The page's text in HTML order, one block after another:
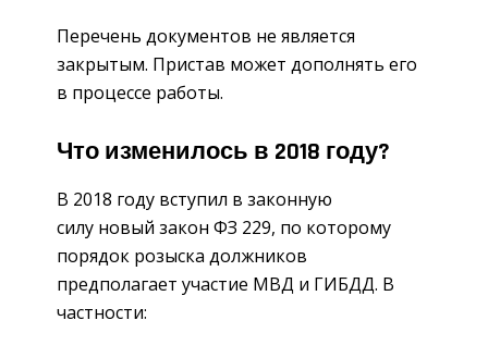
Перечень документов не является
закрытым. Пристав может дополнять его
в процессе работы.
Что изменилось в 2018 году?
В 2018 году вступил в законную
силу новый закон ФЗ 229, по которому
порядок розыска должников
предполагает участие МВД и ГИБДД. В
частности: